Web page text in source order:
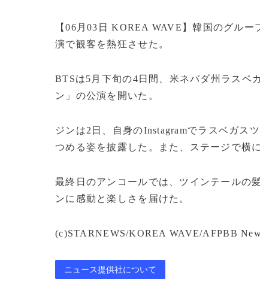
【06月03日 KOREA WAVE】韓国のグル
演で観客を熱狂させた。
BTSは5月下旬の4日間、米ネバダ州ラスベ
ン」の公演を開いた。
ジンは2日、自身のInstagramでラスベガス
つめる姿を披露した。また、ステージで横
最終日のアンコールでは、ツインテールの
ンに感動と楽しさを届けた。
(c)STARNEWS/KOREA WAVE/AFPBB
ニュース提供社について